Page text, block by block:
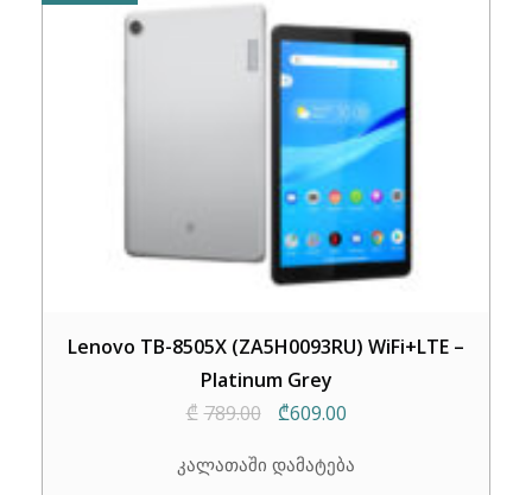
Lenovo TB-8505X (ZA5H0093RU) WiFi+LTE –
Platinum Grey
₾ 789.00
Original
was:
₾609.00Current
is:
კალათაში დამატება